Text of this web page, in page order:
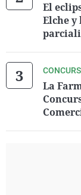
El
Elche y
La